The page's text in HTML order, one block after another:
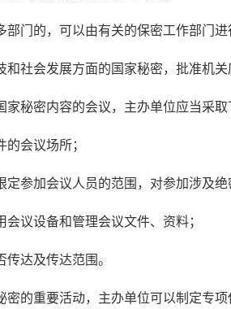
部门的，可以由有关的保密工作部门进
和社会发展方面的国家秘密，批准机
秘密内容的会议，主办单位应当采取
的会议场所；
定参加会议人员的范围，对参加涉及
会议设备和管理会议文件、资料；
传达及传达范围。
的重要活动，主办单位可以制定专项